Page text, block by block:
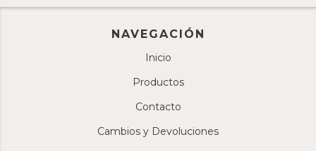
NAVEGACIÓN
Inicio
Productos
Contacto
Cambios y Devoluciones